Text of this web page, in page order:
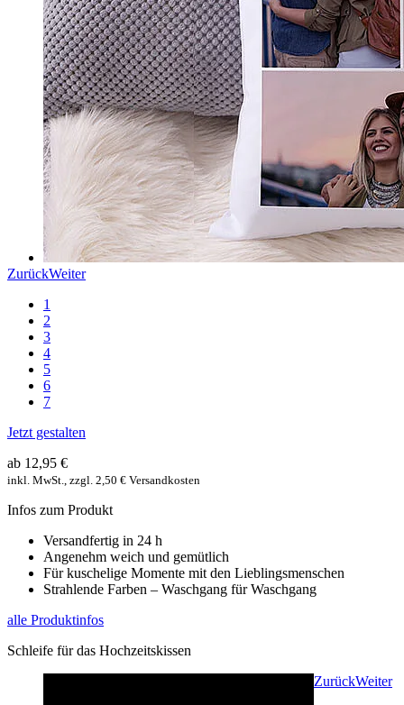
ZurückWeiter
1
2
3
4
5
6
7
Jetzt gestalten
ab 12,95 €
inkl. MwSt., zzgl. 2,50 € Versandkosten
Infos zum Produkt
Versandfertig in 24 h
Angenehm weich und gemütlich
Für kuschelige Momente mit den Lieblingsmenschen
Strahlende Farben – Waschgang für Waschgang
alle Produktinfos
Schleife für das Hochzeitskissen
ZurückWeiter